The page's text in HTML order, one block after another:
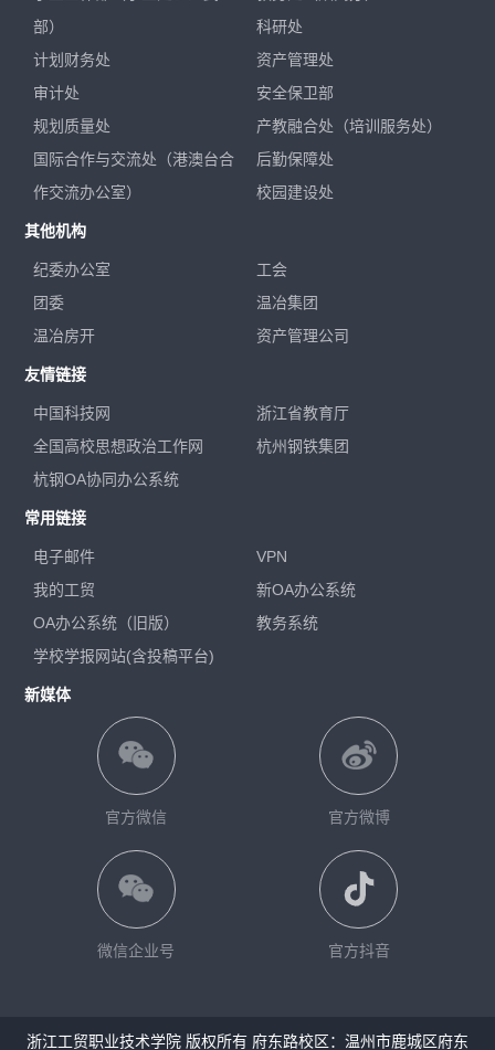
部）
科研处
计划财务处
资产管理处
审计处
安全保卫部
规划质量处
产教融合处（培训服务处）
国际合作与交流处（港澳台合
作交流办公室）
后勤保障处
校园建设处
其他机构
纪委办公室
工会
团委
温冶集团
温冶房开
资产管理公司
友情链接
中国科技网
浙江省教育厅
全国高校思想政治工作网
杭州钢铁集团
杭钢OA协同办公系统
常用链接
电子邮件
VPN
我的工贸
新OA办公系统
OA办公系统（旧版）
教务系统
学校学报网站(含投稿平台)
新媒体
官方微信 官方微博
微信企业号 官方抖音
浙江工贸职业技术学院 版权所有 府东路校区：温州市鹿城区府东